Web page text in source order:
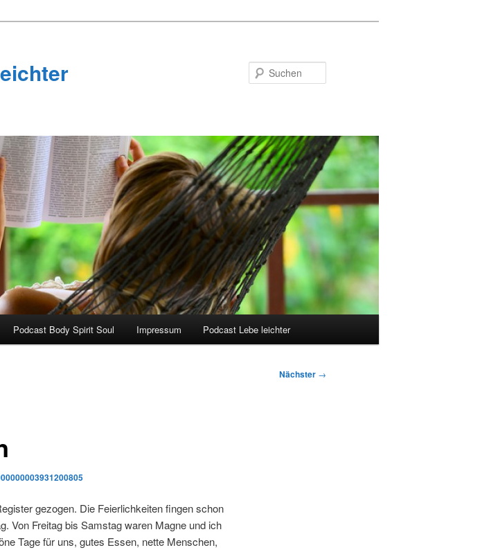
Podcast Body Spirit Soul Impressum Podcast Lebe leichter
Nächster →
gezogen. Die Feierlichkeiten fingen schon
Von Freitag bis Samstag waren Magne und ich
Tage für uns, gutes Essen, nette Menschen,